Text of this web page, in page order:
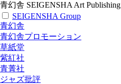
青幻舎 SEIGENSHA Art Publishing
SEIGENSHA Group
青幻舎
青幻舎プロモーション
草紙堂
紫紅社
青菁社
ジャズ批評